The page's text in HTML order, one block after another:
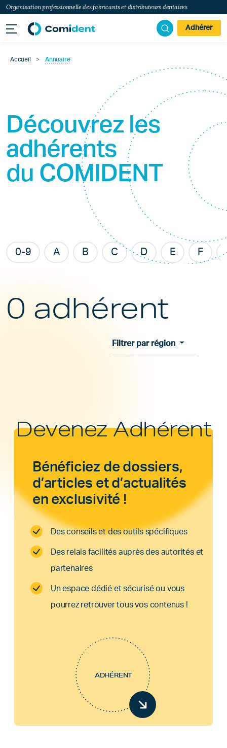
Organisation professionnelle des fabricants et distributeurs dentaires
Adhérer
Accueil > Annuaire
Découvrez les
adhérents
du COMIDENT
0-9 A B C D E F
0 adhérent
Filtrer par région
Devenez Adhérent
Bénéficiez de dossiers,
d’articles et d’actualités
en exclusivité !
Des conseils et des outils spécifiques
Des relais facilités auprès des autorités et
partenaires
Un espace dédié et sécurisé ou vous
pourrez retrouver tous vos contenus !
ADHÉRENT